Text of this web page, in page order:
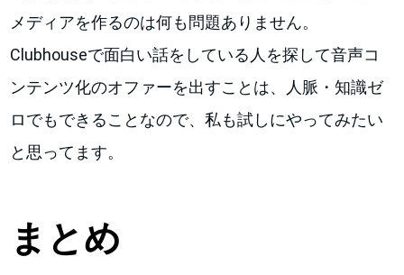
メディアを作るのは何も問題ありません。
Clubhouseで面白い話をしている人を探して音声コ
ンテンツ化のオファーを出すことは、人脈・知識ゼ
ロでもできることなので、私も試しにやってみたい
と思ってます。
まとめ